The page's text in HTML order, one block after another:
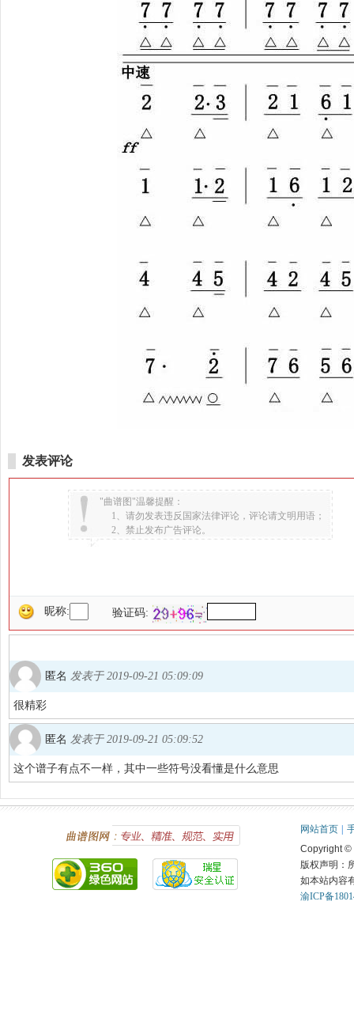
发表评论
"曲谱图"温馨提醒：
1、请勿发表违反国家法律评论，评论请文明用语；
2、禁止发布广告评论。
昵称: 验证码:
匿名 发表于 2019-09-21 05:09:09
很精彩
匿名 发表于 2019-09-21 05:09:52
这个谱子有点不一样，其中一些符号没看懂是什么意思
网站首页
Copyright ©
版权声明：
如本站内容
渝ICP备